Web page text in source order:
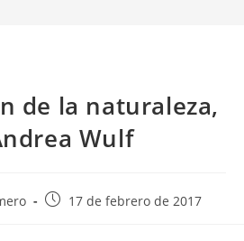
de la naturaleza,
Wulf
Publicación
17 de febrero de 2017